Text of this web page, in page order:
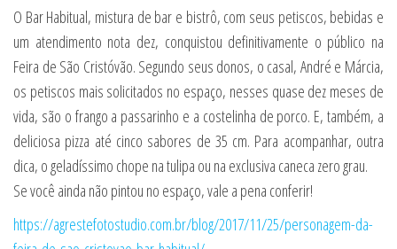
O Bar Habitual, mistura de bar e bistrô, com seus petiscos, bebidas e
um atendimento nota dez, conquistou definitivamente o público na
Feira de São Cristóvão. Segundo seus donos, o casal, André e Márcia,
os petiscos mais solicitados no espaço, nesses quase dez meses de
vida, são o frango a passarinho e a costelinha de porco. E, também, a
deliciosa pizza até cinco sabores de 35 cm. Para acompanhar, outra
dica, o geladíssimo chope na tulipa ou na exclusiva caneca zero grau.
Se você ainda não pintou no espaço, vale a pena conferir!
https://agrestefotostudio.com.br/blog/2017/11/25/personagem-da-